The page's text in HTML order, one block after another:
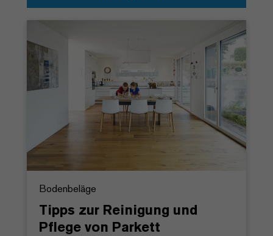
Bodenbeläge
Tipps zur Reinigung und
Pflege von Parkett